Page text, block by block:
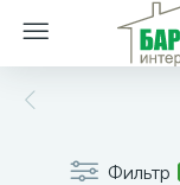
Фильтр